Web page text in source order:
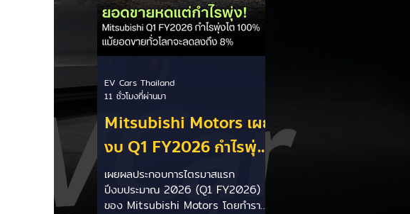
Mitsubishi Motors เผย
งบ Q1 FY2026 กำไรพุ่ง
โต 100% แม้ยอดขายโลก
ลด 8% เร่งส่ง Pajero
เผยผลประกอบการไตรมาสแรก
ปีงบประมาณ 2026 (Q1 FY2026)
ของ Mitsubishi Motors โดยทำราย
EV Cars Thailand
11 ชั่วโมงที่ผ่านมา